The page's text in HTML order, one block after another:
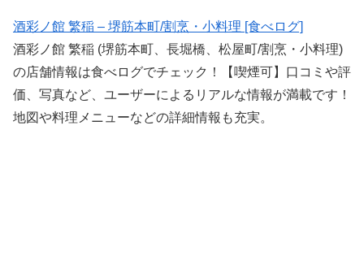
酒彩ノ館 繁稲 – 堺筋本町/割烹・小料理 [食べログ]
酒彩ノ館 繁稲 (堺筋本町、長堀橋、松屋町/割烹・小料理)
の店舗情報は食べログでチェック！【喫煙可】口コミや評
価、写真など、ユーザーによるリアルな情報が満載です！
地図や料理メニューなどの詳細情報も充実。